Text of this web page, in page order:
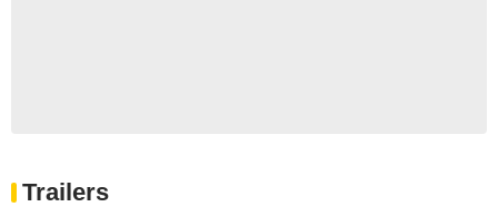
Trailers